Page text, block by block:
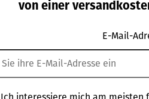
wertvollen
von einer
E-Mail-